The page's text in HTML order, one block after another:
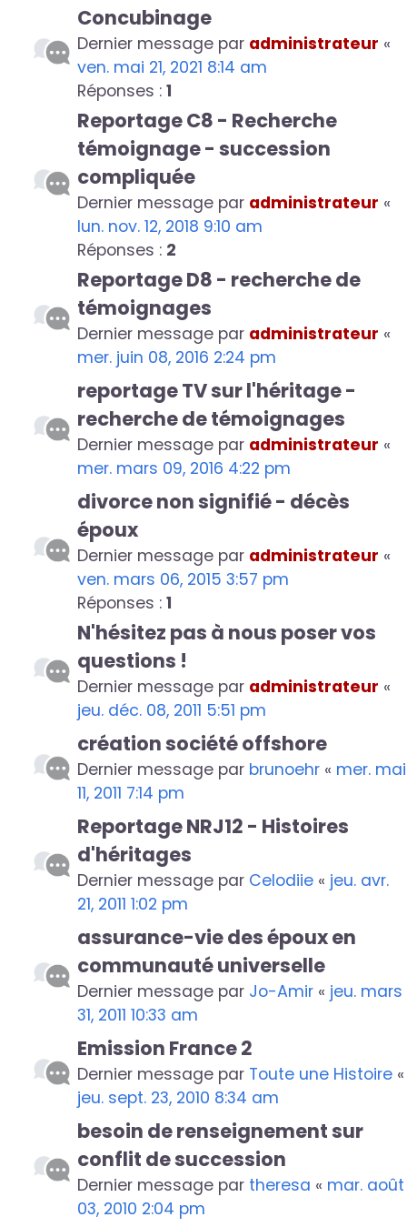
Concubinage
Dernier message par administrateur «
ven. mai 21, 2021 8:14 am
Réponses : 1
Reportage C8 - Recherche
témoignage - succession
compliquée
Dernier message par administrateur «
lun. nov. 12, 2018 9:10 am
Réponses : 2
Reportage D8 - recherche de
témoignages
Dernier message par administrateur «
mer. juin 08, 2016 2:24 pm
reportage TV sur l'héritage -
recherche de témoignages
Dernier message par administrateur «
mer. mars 09, 2016 4:22 pm
divorce non signifié - décès
époux
Dernier message par administrateur «
ven. mars 06, 2015 3:57 pm
Réponses : 1
N'hésitez pas à nous poser vos
questions !
Dernier message par administrateur «
jeu. déc. 08, 2011 5:51 pm
création société offshore
Dernier message par brunoehr « mer. mai
11, 2011 7:14 pm
Reportage NRJ12 - Histoires
d'héritages
Dernier message par Celodiie « jeu. avr.
21, 2011 1:02 pm
assurance-vie des époux en
communauté universelle
Dernier message par Jo-Amir « jeu. mars
31, 2011 10:33 am
Emission France 2
Dernier message par Toute une Histoire «
jeu. sept. 23, 2010 8:34 am
besoin de renseignement sur
conflit de succession
Dernier message par theresa « mar. août
03, 2010 2:04 pm